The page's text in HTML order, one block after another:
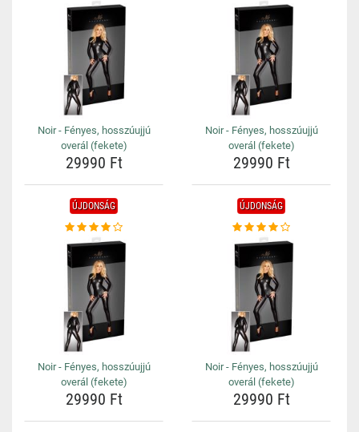
Noir - Fényes, hosszúujjú
overál (fekete)
29990 Ft
Noir - Fényes, hosszúujjú
overál (fekete)
29990 Ft
ÚJDONSÁG
Noir - Fényes, hosszúujjú
overál (fekete)
29990 Ft
ÚJDONSÁG
Noir - Fényes, hosszúujjú
overál (fekete)
29990 Ft